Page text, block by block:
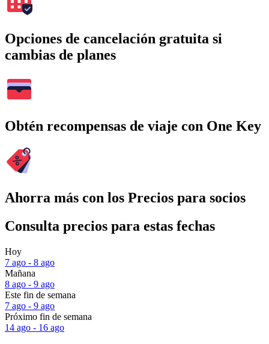
Opciones de cancelación gratuita si
cambias de planes
Obtén recompensas de viaje con One Key
Ahorra más con los Precios para socios
Consulta precios para estas fechas
Hoy
7 ago - 8 ago
Mañana
8 ago - 9 ago
Este fin de semana
7 ago - 9 ago
Próximo fin de semana
14 ago - 16 ago